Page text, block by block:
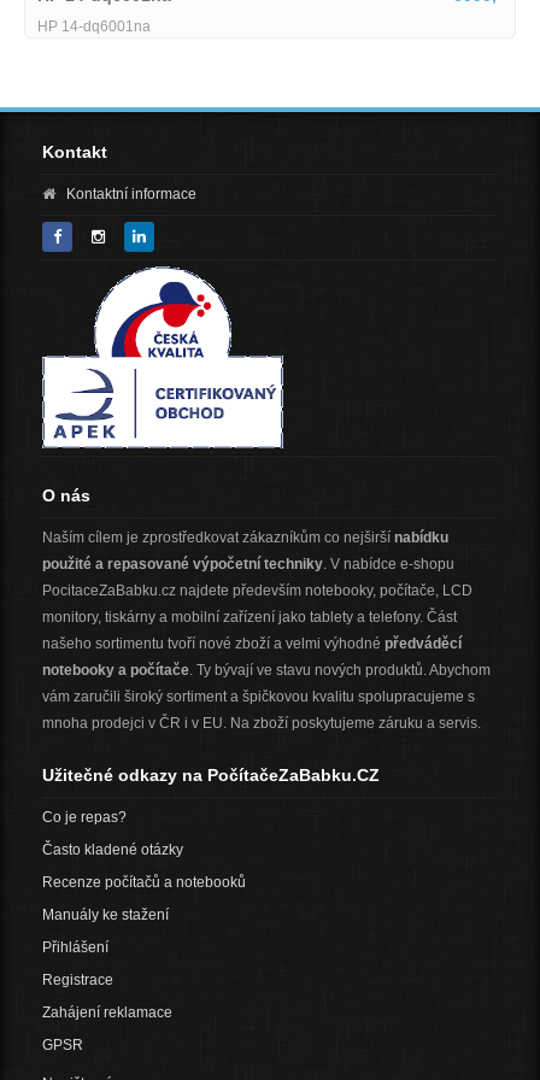
Lenovo IdeaPad Slim 5 15ARP10-1745514
Kontakt
Kontaktní informace
O nás
Naším cílem je zprostředkovat zákazníkům co nejširší nabídku
použité a repasované výpočetní techniky. V nabídce e-shopu
PocitaceZaBabku.cz najdete především notebooky, počítače, LCD
monitory, tiskárny a mobilní zařízení jako tablety a telefony. Část
našeho sortimentu tvoří nové zboží a velmi výhodné předváděcí
notebooky a počítače. Ty bývají ve stavu nových produktů. Abychom
vám zaručili široký sortiment a špičkovou kvalitu spolupracujeme s
mnoha prodejci v ČR i v EU. Na zboží poskytujeme záruku a servis.
Užitečné odkazy na PočítačeZaBabku.CZ
Co je repas?
Často kladené otázky
Recenze počítačů a notebooků
Manuály ke stažení
Přihlášení
Registrace
Zahájení reklamace
GPSR